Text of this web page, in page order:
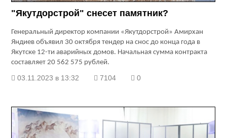
"Якутдорстрой" снесет памятник?
Генеральный директор компании «Якутдорстрой» Амирхан
Яндиев объявил 30 октября тендер на снос до конца года в
Якутске 12-ти аварийных домов. Начальная сумма контракта
составляет 20 562 575 рублей.
03.11.2023 в 13:32 7104 0